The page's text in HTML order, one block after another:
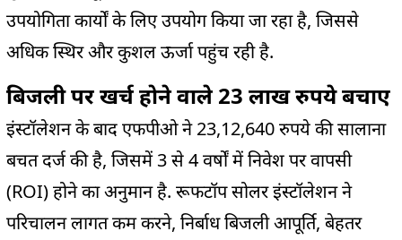
उपयोगिता कार्यों के लिए उपयोग किया जा रहा है, जिससे
अधिक स्थिर और कुशल ऊर्जा पहुंच रही है.
बिजली पर खर्च होने वाले 23 लाख रुपये बचाए
इंस्टॉलेशन के बाद एफपीओ ने 23,12,640 रुपये की सालाना
बचत दर्ज की है, जिसमें 3 से 4 वर्षों में निवेश पर वापसी
(ROI) होने का अनुमान है. रूफटॉप सोलर इंस्टॉलेशन ने
परिचालन लागत कम करने, निर्बाध बिजली आपूर्ति, बेहतर